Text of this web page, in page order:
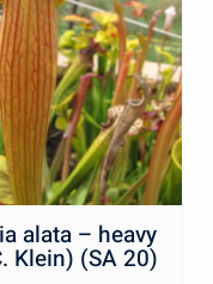
alata – heavy
Klein) (SA 20)